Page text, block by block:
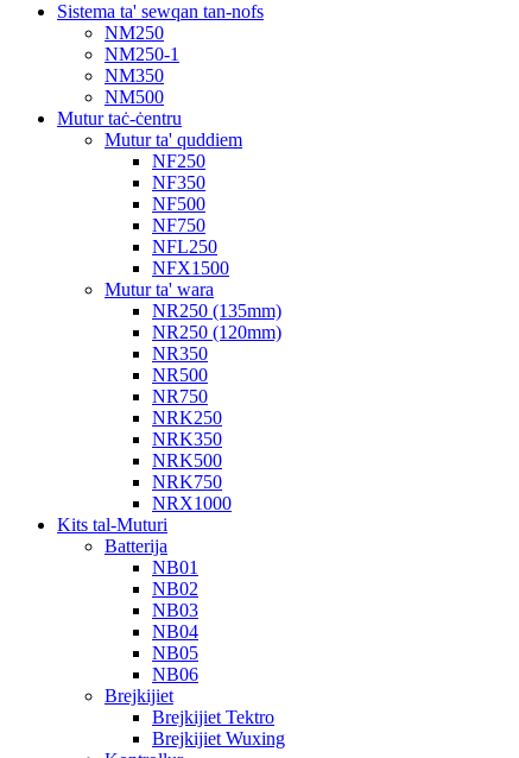
Sistema ta' sewqan tan-nofs
NM250
NM250-1
NM350
NM500
Mutur taċ-ċentru
Mutur ta' quddiem
NF250
NF350
NF500
NF750
NFL250
NFX1500
Mutur ta' wara
NR250 (135mm)
NR250 (120mm)
NR350
NR500
NR750
NRK250
NRK350
NRK500
NRK750
NRX1000
Kits tal-Muturi
Batterija
NB01
NB02
NB03
NB04
NB05
NB06
Brejkijiet
Brejkijiet Tektro
Brejkijiet Wuxing